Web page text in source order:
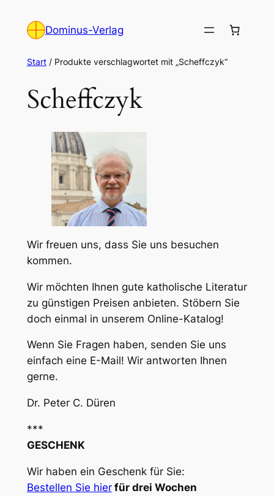
Inhalt
Dominus-Verlag
Start/ Produkte verschlagwortet mit „Scheffczyk“
Scheffczyk
Wir freuen uns, dass Sie uns besuchen
kommen.
Wir möchten Ihnen gute katholische Literatur
zu günstigen Preisen anbieten. Stöbern Sie
doch einmal in unserem Online-Katalog!
Wenn Sie Fragen haben, senden Sie uns
einfach eine E-Mail! Wir antworten Ihnen
gerne.
Dr. Peter C. Düren
***
GESCHENK
Wir haben ein Geschenk für Sie:
Bestellen Sie hier für drei Wochen